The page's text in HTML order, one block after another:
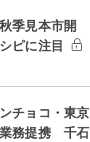
季見本市開
ピに注目
チョコ・東京
業務提携 千石